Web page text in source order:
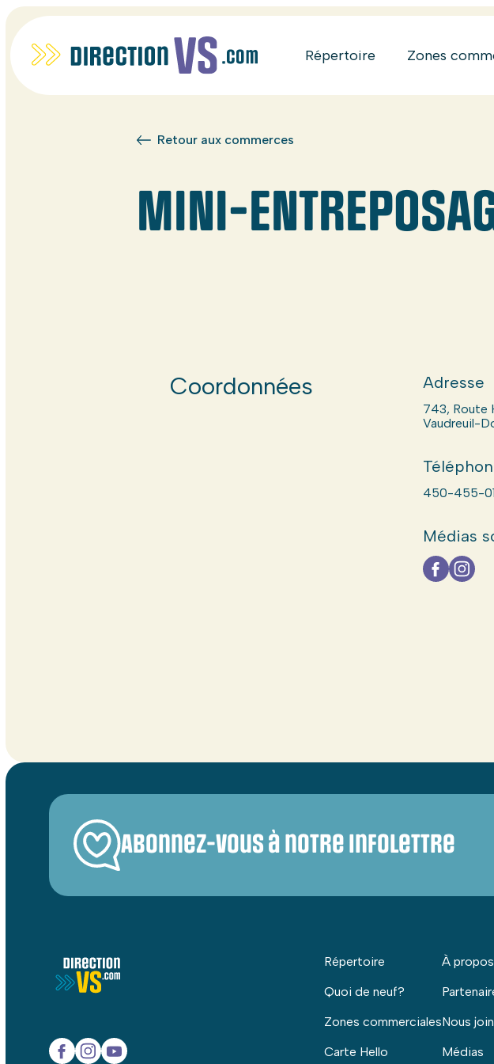
Répertoire Zones
Retour aux commerces
MINI-
Coordonnées Adresse
743, Route
Vaudreuil-
450-455-
Médias
Abonnez-vous à notre infolettre
Répertoire
Quoi de neuf?
Zones commerciales
Carte Hello
À propos
Nous
Médias